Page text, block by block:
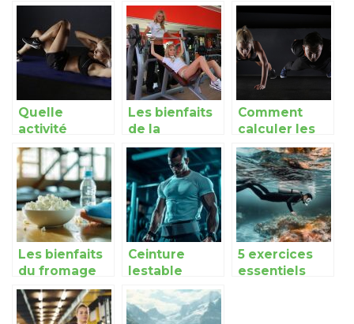
Quelle
activité
sportive
pratiquer
pour perdre
du poids?
Les bienfaits
de la
musculation
sur la santé
Comment
calculer les
depenses
caloriques ?
Les bienfaits
du fromage
blanc après
un
entraînement
Ceinture
lestable
Myprotein :
votre allie
pour des
5 exercices
essentiels